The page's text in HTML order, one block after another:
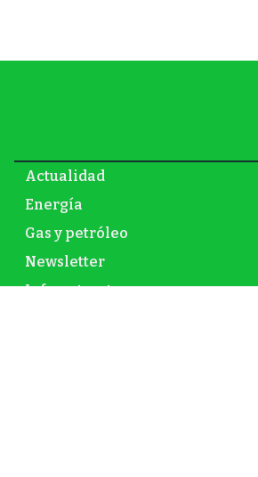
Actualidad
Energía
Gas y petróleo
Newsletter
Infraestructura